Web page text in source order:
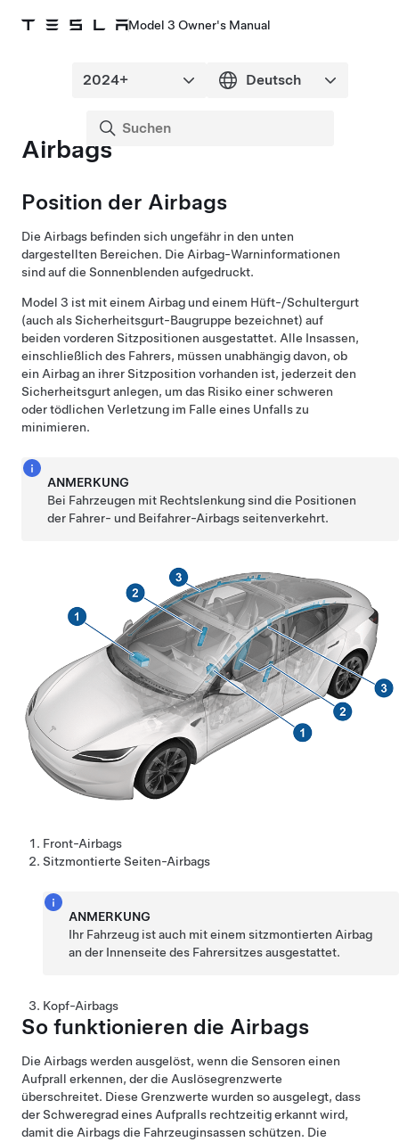
Model 3 Owner's Manual
Airbags
Position der Airbags
Die Airbags befinden sich ungefähr in den unten
dargestellten Bereichen. Die Airbag-Warninformationen
sind auf die Sonnenblenden aufgedruckt.
Model 3 ist mit einem Airbag und einem Hüft-/Schultergurt
(auch als Sicherheitsgurt-Baugruppe bezeichnet) auf
beiden vorderen Sitzpositionen ausgestattet. Alle Insassen,
einschließlich des Fahrers, müssen unabhängig davon, ob
ein Airbag an ihrer Sitzposition vorhanden ist, jederzeit den
Sicherheitsgurt anlegen, um das Risiko einer schweren
oder tödlichen Verletzung im Falle eines Unfalls zu
minimieren.
ANMERKUNG
Bei Fahrzeugen mit Rechtslenkung sind die Positionen
der Fahrer- und Beifahrer-Airbags seitenverkehrt.
Front-Airbags
Sitzmontierte Seiten-Airbags
ANMERKUNG
Ihr Fahrzeug ist auch mit einem sitzmontierten Airbag
an der Innenseite des Fahrersitzes ausgestattet.
Kopf-Airbags
So funktionieren die Airbags
Die Airbags werden ausgelöst, wenn die Sensoren einen
Aufprall erkennen, der die Auslösegrenzwerte
überschreitet. Diese Grenzwerte wurden so ausgelegt, dass
der Schweregrad eines Aufpralls rechtzeitig erkannt wird,
damit die Airbags die Fahrzeuginsassen schützen. Die